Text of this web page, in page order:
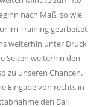
nach Maß, so wie
im Training gearbeitet
weiterhin unter Druck
Seiten weiterhin den
zu unseren Chancen.
Eingabe von rechts in
den Ball